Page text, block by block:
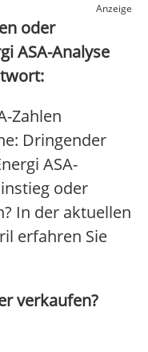
Anzeige
oder
ASA-Analyse
Zahlen
Dringender
ASA-
oder
In der aktuellen
erfahren Sie
verkaufen?